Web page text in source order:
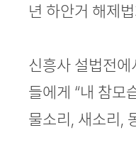
년 하안거 해제
신흥사 설법전
들에게 “내 참모
물소리, 새소리,